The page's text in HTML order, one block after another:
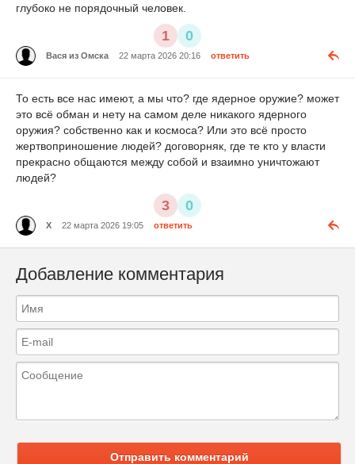
глубоко не порядочный человек.
1 0
Вася из Омска 22 марта 2026 20:16 ответить
То есть все нас имеют, а мы что? где ядерное оружие? может
это всё обман и нету на самом деле никакого ядерного
оружия? собственно как и космоса? Или это всё просто
жертвоприношение людей? договорняк, где те кто у власти
прекрасно общаются между собой и взаимно уничтожают
людей?
3 0
X 22 марта 2026 19:05 ответить
Добавление комментария
Отправить комментарий